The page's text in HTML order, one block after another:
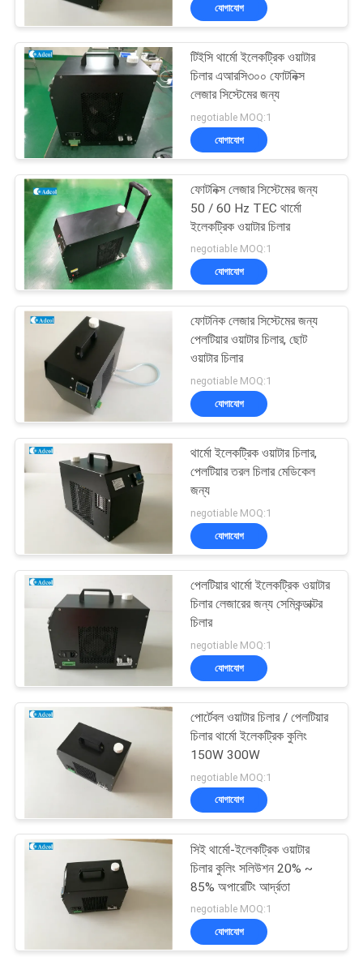
মান
নিয়ন্ত্রণ
যোগাযোগ
করুন
খবর
মামলা
সাইট
PRIVACY
POLICY
যোগাযোগ
টিইসি থার্মো ইলেকট্রিক ওয়াটার
চিলার এআরসি৩০০ ফোটনিক্স
লেজার সিস্টেমের জন্য
negotiable MOQ:1
যোগাযোগ
ফোটনিক্স লেজার সিস্টেমের জন্য
50 / 60 Hz TEC থার্মো
ইলেকট্রিক ওয়াটার চিলার
negotiable MOQ:1
যোগাযোগ
ফোটনিক লেজার সিস্টেমের জন্য
পেলটিয়ার ওয়াটার চিলার, ছোট
ওয়াটার চিলার
negotiable MOQ:1
যোগাযোগ
থার্মো ইলেকট্রিক ওয়াটার চিলার,
পেলটিয়ার তরল চিলার মেডিকেল
জন্য
negotiable MOQ:1
যোগাযোগ
পেলটিয়ার থার্মো ইলেকট্রিক ওয়াটার
চিলার লেজারের জন্য সেমিকন্ডাক্টর
চিলার
negotiable MOQ:1
যোগাযোগ
পোর্টেবল ওয়াটার চিলার / পেলটিয়ার
চিলার থার্মো ইলেকট্রিক কুলিং
150W 300W
negotiable MOQ:1
যোগাযোগ
সিই থার্মো-ইলেকট্রিক ওয়াটার
চিলার কুলিং সলিউশন 20% ~
85% অপারেটিং আর্দ্রতা
negotiable MOQ:1
যোগাযোগ